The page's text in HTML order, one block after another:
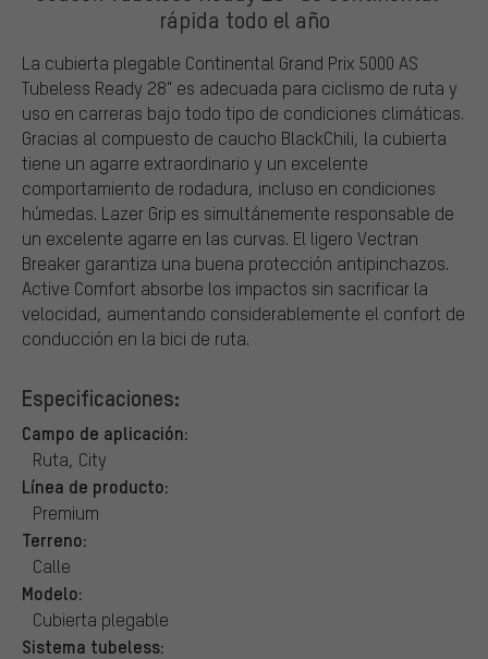
rápida todo el año
La cubierta plegable Continental Grand Prix 5000 AS
Tubeless Ready 28" es adecuada para ciclismo de ruta y
uso en carreras bajo todo tipo de condiciones climáticas.
Gracias al compuesto de caucho BlackChili, la cubierta
tiene un agarre extraordinario y un excelente
comportamiento de rodadura, incluso en condiciones
húmedas. Lazer Grip es simultánemente responsable de
un excelente agarre en las curvas. El ligero Vectran
Breaker garantiza una buena protección antipinchazos.
Active Comfort absorbe los impactos sin sacrificar la
velocidad, aumentando considerablemente el confort de
conducción en la bici de ruta.
Especificaciones:
Campo de aplicación:
Ruta, City
Línea de producto:
Premium
Terreno:
Calle
Modelo:
Cubierta plegable
Sistema tubeless: